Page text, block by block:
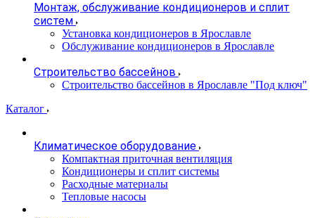
Монтаж, обслуживание кондиционеров и сплит
систем
Установка кондиционеров в Ярославле
Обслуживание кондиционеров в Ярославле
Строительство бассейнов
Строительство бассейнов в Ярославле "Под ключ"
Каталог
Климатическое оборудование
Компактная приточная вентиляция
Кондиционеры и сплит системы
Расходные материалы
Тепловые насосы